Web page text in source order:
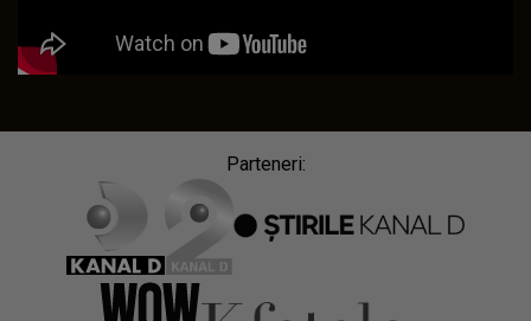
Parteneri: